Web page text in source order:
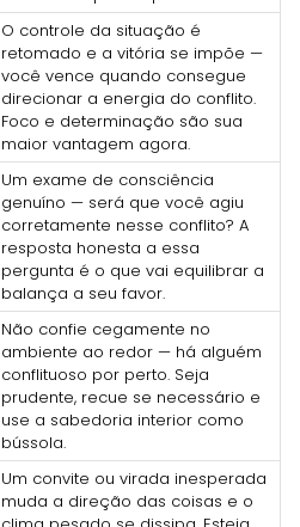
O controle da situação é
retomado e a vitória se impõe —
você vence quando consegue
direcionar a energia do conflito.
Foco e determinação são sua
maior vantagem agora.
Um exame de consciência
genuíno — será que você agiu
corretamente nesse conflito? A
resposta honesta a essa
pergunta é o que vai equilibrar a
balança a seu favor.
Não confie cegamente no
ambiente ao redor — há alguém
conflituoso por perto. Seja
prudente, recue se necessário e
use a sabedoria interior como
bússola.
Um convite ou virada inesperada
muda a direção das coisas e o